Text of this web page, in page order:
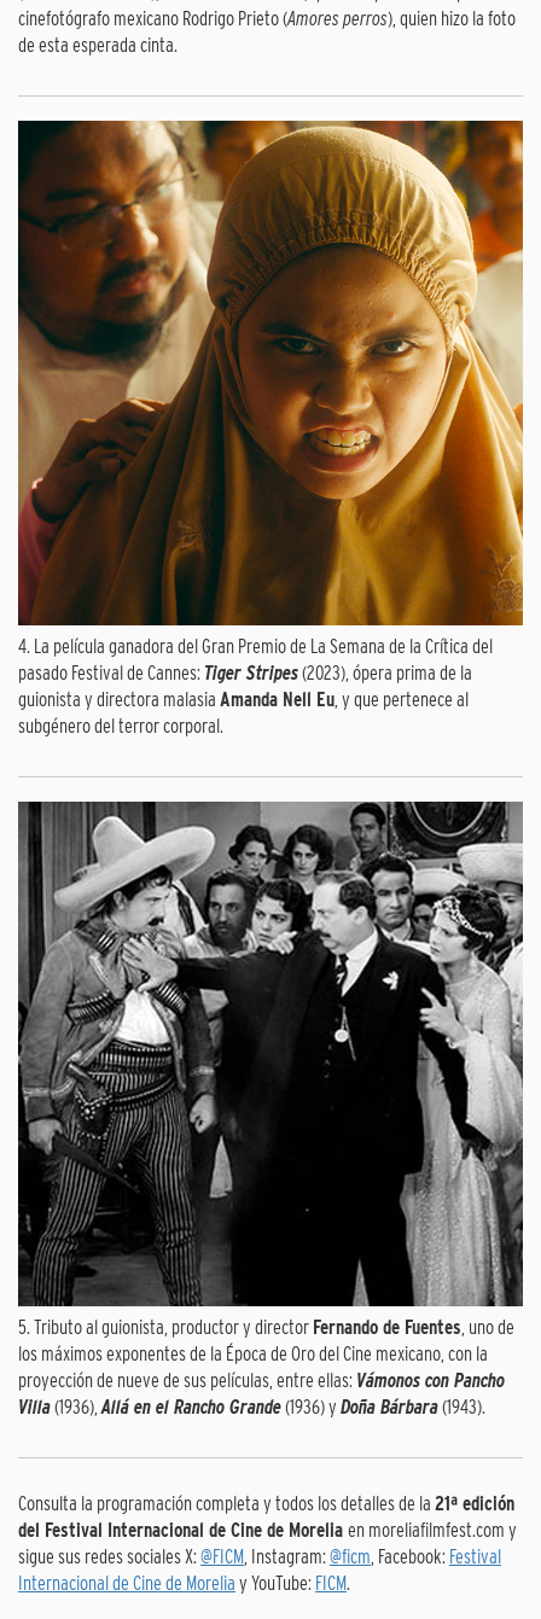
cinefotógrafo mexicano Rodrigo Prieto (Amores perros), quien hizo la foto
de esta esperada cinta.
4. La película ganadora del Gran Premio de La Semana de la Crítica del
pasado Festival de Cannes: Tiger Stripes(2023), ópera prima de la
guionista y directora malasia Amanda Nell Eu, y que pertenece al
subgénero del terror corporal.
5. Tributo al guionista, productor y director Fernando de Fuentes, uno de
los máximos exponentes de la Época de Oro del Cine mexicano, con la
proyección de nueve de sus películas, entre ellas: Vámonos con Pancho
Villa(1936),Allá en el Rancho Grande(1936) y Doña Bárbara(1943).
Consulta la programación completa y todos los detalles de la 21ª edición
del Festival Internacional de Cine de Morelia en moreliafilmfest.com y
sigue sus redes sociales X:@FICM, Instagram:@ficm, Facebook: Festival
Internacional de Cine de Morelia y YouTube: FICM.